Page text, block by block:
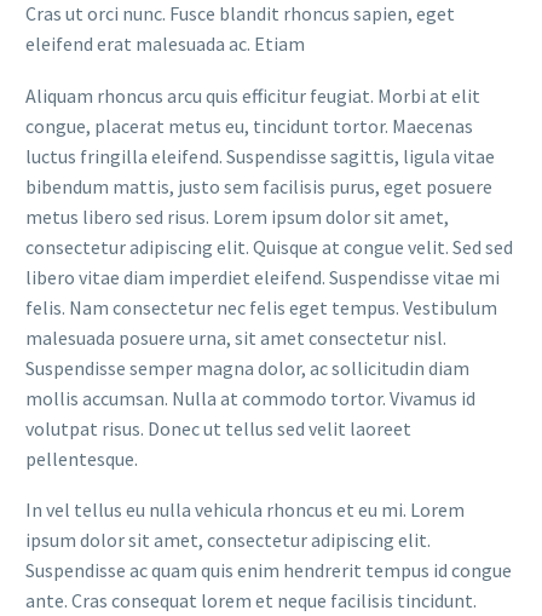
Cras ut orci nunc. Fusce blandit rhoncus sapien, eget
eleifend erat malesuada ac. Etiam
Aliquam rhoncus arcu quis efficitur feugiat. Morbi at elit
congue, placerat metus eu, tincidunt tortor. Maecenas
luctus fringilla eleifend. Suspendisse sagittis, ligula vitae
bibendum mattis, justo sem facilisis purus, eget posuere
metus libero sed risus. Lorem ipsum dolor sit amet,
consectetur adipiscing elit. Quisque at congue velit. Sed sed
libero vitae diam imperdiet eleifend. Suspendisse vitae mi
felis. Nam consectetur nec felis eget tempus. Vestibulum
malesuada posuere urna, sit amet consectetur nisl.
Suspendisse semper magna dolor, ac sollicitudin diam
mollis accumsan. Nulla at commodo tortor. Vivamus id
volutpat risus. Donec ut tellus sed velit laoreet
pellentesque.
In vel tellus eu nulla vehicula rhoncus et eu mi. Lorem
ipsum dolor sit amet, consectetur adipiscing elit.
Suspendisse ac quam quis enim hendrerit tempus id congue
ante. Cras consequat lorem et neque facilisis tincidunt.